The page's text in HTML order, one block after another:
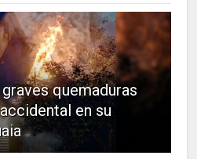
quemaduras
en su